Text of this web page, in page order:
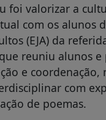
foi valorizar a
com os alunos
(EJA) da
reuniu alunos e
e coordenação,
com
de poemas.